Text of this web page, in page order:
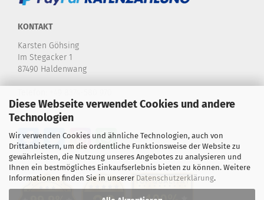
Diese Webseite verwendet Cookies und andere
Technologien
Wir verwenden Cookies und ähnliche Technologien, auch von
Drittanbietern, um die ordentliche Funktionsweise der Website zu
gewährleisten, die Nutzung unseres Angebotes zu analysieren und
Ihnen ein bestmögliches Einkaufserlebnis bieten zu können. Weitere
Informationen finden Sie in unserer Datenschutzerklärung.
KONTAKT
Karsten Göhsing
Im Stegacker 1
87490 Haldenwang
E-Mail:info@karstensdartshop.de